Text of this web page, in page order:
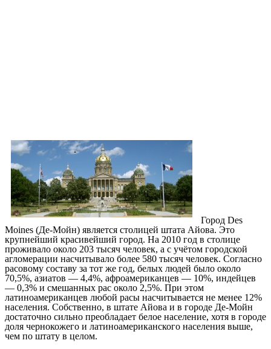
Город Des
Moines (Де-Мойн) является столицей штата Айова. Это
крупнейший красивейший город. На 2010 год в столице
проживало около 203 тысяч человек, а с учётом городской
агломерации насчитывало более 580 тысяч человек. Согласно
расовому составу за тот же год, белых людей было около
70,5%, азиатов — 4,4%, афроамериканцев — 10%, индейцев
— 0,3% и смешанных рас около 2,5%. При этом
латиноамериканцев любой расы насчитывается не менее 12%
населения. Собственно, в штате Айова и в городе Де-Мойн
достаточно сильно преобладает белое население, хотя в городе
доля чернокожего и латиноамериканского населения выше,
чем по штату в целом.